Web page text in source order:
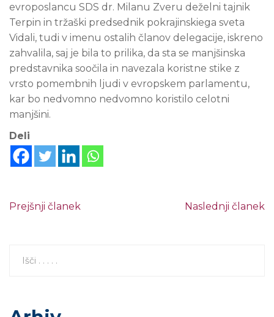
evroposlancu SDS dr. Milanu Zveru deželni tajnik
Terpin in tržaški predsednik pokrajinskiega sveta
Vidali, tudi v imenu ostalih članov delegacije, iskreno
zahvalila, saj je bila to prilika, da sta se manjšinska
predstavnika soočila in navezala koristne stike z
vrsto pomembnih ljudi v evropskem parlamentu,
kar bo nedvomno nedvomno koristilo celotni
manjšini.
Deli
Prejšnji članek Naslednji članek